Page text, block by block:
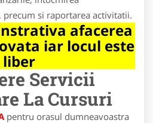
precum si raportarea activitatii.
afacerea
iar locul este
liber
Servicii
La Cursuri
pentru orasul dumneavoastra